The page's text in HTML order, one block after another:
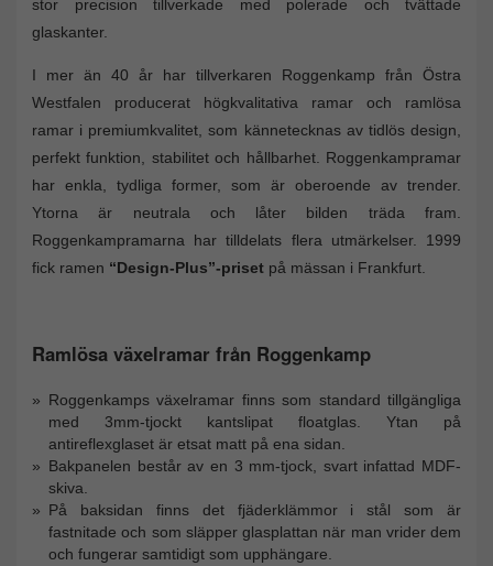
stor precision tillverkade med polerade och tvättade
glaskanter.
I mer än 40 år har tillverkaren Roggenkamp från Östra
Westfalen producerat högkvalitativa ramar och ramlösa
ramar i premiumkvalitet, som kännetecknas av tidlös design,
perfekt funktion, stabilitet och hållbarhet. Roggenkampramar
har enkla, tydliga former, som är oberoende av trender.
Ytorna är neutrala och låter bilden träda fram.
Roggenkampramarna har tilldelats flera utmärkelser. 1999
fick ramen “Design-Plus”-priset på mässan i Frankfurt.
Ramlösa växelramar från Roggenkamp
Roggenkamps växelramar finns som standard tillgängliga
med 3mm-tjockt kantslipat floatglas. Ytan på
antireflexglaset är etsat matt på ena sidan.
Bakpanelen består av en 3 mm-tjock, svart infattad MDF-
skiva.
På baksidan finns det fjäderklämmor i stål som är
fastnitade och som släpper glasplattan när man vrider dem
och fungerar samtidigt som upphängare.